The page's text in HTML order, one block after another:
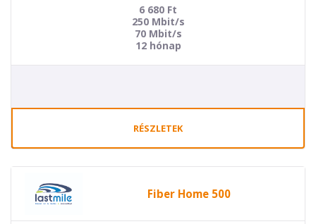
6 680 Ft
250 Mbit/s
70 Mbit/s
12 hónap
RÉSZLETEK
Fiber Home 500